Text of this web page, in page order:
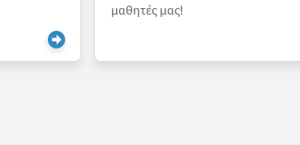
μαθητές μας!